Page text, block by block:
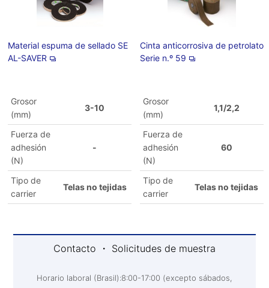
Material espuma de sellado SE
AL-SAVER
Grosor
(mm)
3-10
Fuerza de
adhesión
(N)
-
Tipo de
carrier
Telas no tejidas
Cinta anticorrosiva de petrolato
Serie n.º 59
Grosor
(mm)
1,1/2,2
Fuerza de
adhesión
(N)
60
Tipo de
carrier
Telas no tejidas
Contacto ・ Solicitudes de muestra
Horario laboral (Brasil):8:00-17:00 (excepto sábados,